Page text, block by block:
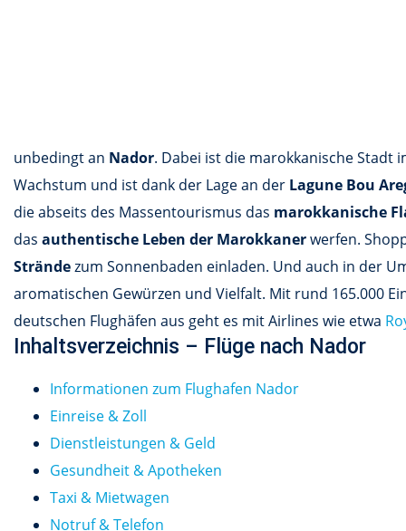
unbedingt an Nador. Dabei ist die marokkanische Stadt
Wachstum und ist dank der Lage an der Lagune Bou
die abseits des Massentourismus das marokkanische
das authentische Leben der Marokkanerwerfen.
Strändezum Sonnenbaden einladen. Und auch in der
aromatischen Gewürzen und Vielfalt. Mit rund 165.000
deutschen Flughäfen aus geht es mit Airlines wie etwa
Inhaltsverzeichnis – Flüge nach Nador
Informationen zum Flughafen Nador
Einreise & Zoll
Dienstleistungen & Geld
Gesundheit & Apotheken
Taxi & Mietwagen
Notruf & Telefon